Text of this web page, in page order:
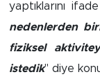
yaptıklarını
nedenlerden
fiziksel
istedik" diye
Magazin